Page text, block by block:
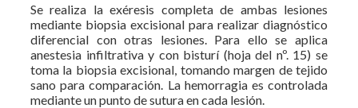
Se realiza la exéresis completa de ambas lesiones
mediante biopsia excisional para realizar diagnóstico
diferencial con otras lesiones. Para ello se aplica
anestesia infiltrativa y con bisturí (hoja del nº. 15) se
toma la biopsia excisional, tomando margen de tejido
sano para comparación. La hemorragia es controlada
mediante un punto de sutura en cada lesión.